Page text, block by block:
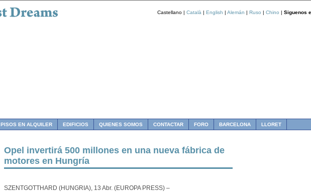
Castellano | Català | English | Alemán | Ruso | Chino | Siguenos
PISOS EN ALQUILER EDIFICIOS QUIENES SOMOS CONTACTAR FORO BARCELONA LLORET
Opel invertirá 500 millones en una nueva fábrica de
motores en Hungría
SZENTGOTTHARD (HUNGRIA), 13 Abr. (EUROPA PRESS) –